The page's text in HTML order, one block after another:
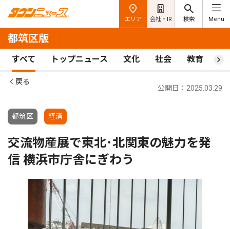
エリア 会社・IR 検索 Menu
都筑区版
すべて トップニュース 文化 社会 教育 ス
戻る
都筑区 経済
公開日：2025.03.29
交流物産展で東北･北関東の魅力を発
信 横浜市庁舎にぎわう